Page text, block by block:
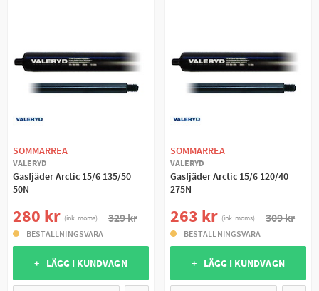
SOMMARREA
VALERYD
Gasfjäder Arctic 15/6 135/50
50N
280 kr (ink. moms) 329 kr
BESTÄLLNINGSVARA
+ LÄGG I KUNDVAGN
SOMMARREA
VALERYD
Gasfjäder Arctic 15/6 120/40
275N
263 kr (ink. moms) 309 kr
BESTÄLLNINGSVARA
+ LÄGG I KUNDVAGN